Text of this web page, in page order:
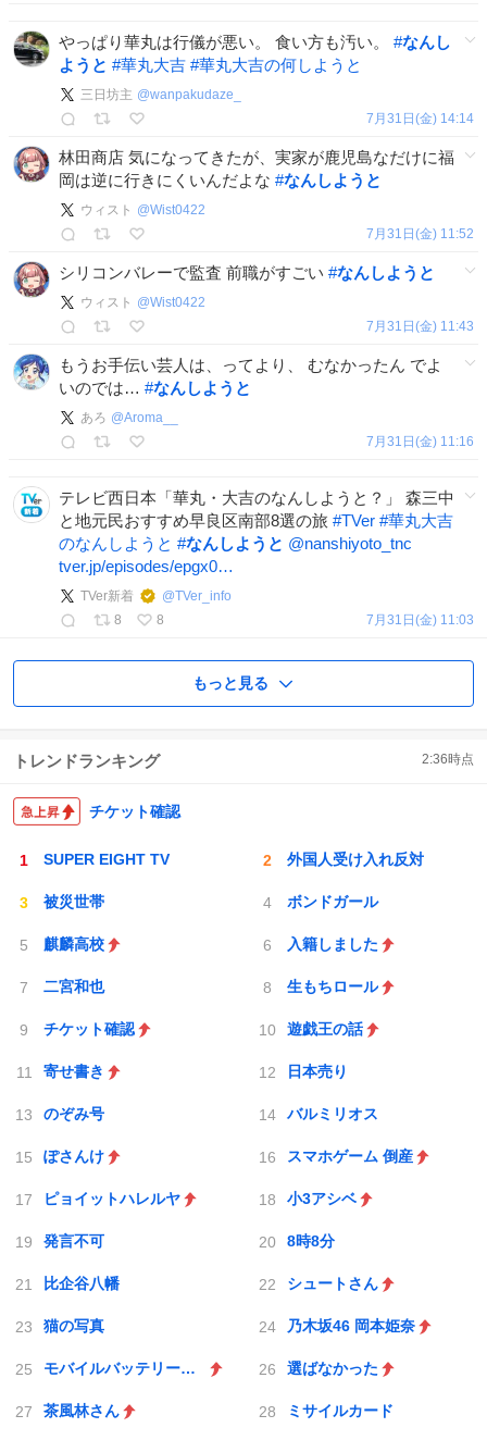
やっぱり華丸は行儀が悪い。 食い方も汚い。 #なんし
ようと #華丸大吉 #華丸大吉の何しようと
三日坊主 @wanpakudaze_
7月31日(金) 14:14
林田商店 気になってきたが、実家が鹿児島なだけに福
岡は逆に行きにくいんだよな #なんしようと
ウィスト @Wist0422
7月31日(金) 11:52
シリコンバレーで監査 前職がすごい #なんしようと
ウィスト @Wist0422
7月31日(金) 11:43
もうお手伝い芸人は、ってより、 むなかったん でよ
いのでは… #なんしようと
あろ @Aroma__
7月31日(金) 11:16
テレビ西日本「華丸・大吉のなんしようと？」 森三中
と地元民おすすめ早良区南部8選の旅 #TVer #華丸大吉
のなんしようと #なんしようと @nanshiyoto_tnc
tver.jp/episodes/epgx0…
TVer新着 @TVer_info
8
8 7月31日(金) 11:03
もっと見る
トレンドランキング 2:36時点
チケット確認
SUPER EIGHT TV 外国人受け入れ反対
被災世帯 ボンドガール
麒麟高校 入籍しました
二宮和也 生もちロール
チケット確認 遊戯王の話
寄せ書き 日本売り
のぞみ号 バルミリオス
ぽさんけ スマホゲーム 倒産
ピョイットハレルヤ 小3アシベ
発言不可 8時8分
比企谷八幡 シュートさん
猫の写真 乃木坂46 岡本姫奈
モバイルバッテリー発火 選ばなかった
茶風林さん ミサイルカード